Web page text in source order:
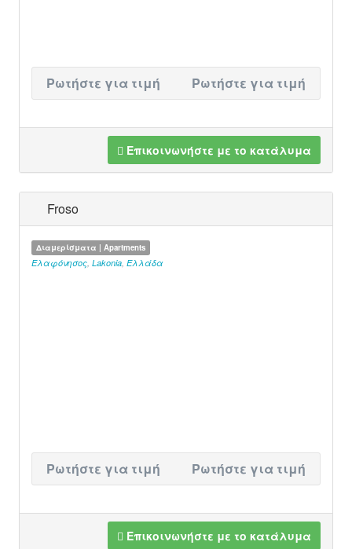
Ρωτήστε για τιμή Ρωτήστε για τιμή
Επικοινωνήστε με το κατάλυμα
Froso
Διαμερίσματα | Apartments
Ελαφόνησος Lakonia Ελλάδα
Ρωτήστε για τιμή Ρωτήστε για τιμή
Επικοινωνήστε με το κατάλυμα